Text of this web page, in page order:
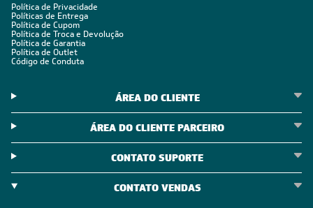
Política de Privacidade
Políticas de Entrega
Política de Cupom
Política de Troca e Devolução
Política de Garantia
Política de Outlet
Código de Conduta
ÁREA DO CLIENTE
ÁREA DO CLIENTE PARCEIRO
CONTATO SUPORTE
CONTATO VENDAS